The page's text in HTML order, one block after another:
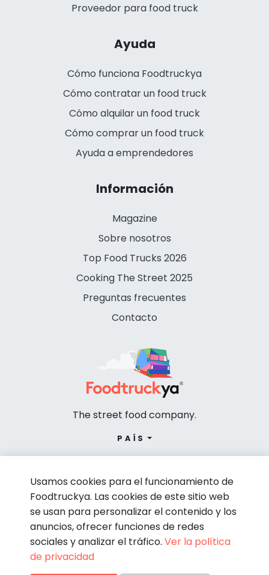
Proveedor para food truck
Ayuda
Cómo funciona Foodtruckya
Cómo contratar un food truck
Cómo alquilar un food truck
Cómo comprar un food truck
Ayuda a emprendedores
Información
Magazine
Sobre nosotros
Top Food Trucks 2026
Cooking The Street 2025
Preguntas frecuentes
Contacto
The street food company.
PAÍS
© Foodtruckya 2026
Usamos cookies para el funcionamiento de
Foodtruckya. Las cookies de este sitio web
se usan para personalizar el contenido y los
anuncios, ofrecer funciones de redes
sociales y analizar el tráfico. Ver la política
de privacidad